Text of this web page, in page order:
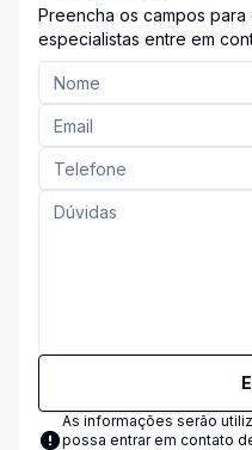
Preencha os campos para
especialistas entre em
As informações serão
possa entrar em contato